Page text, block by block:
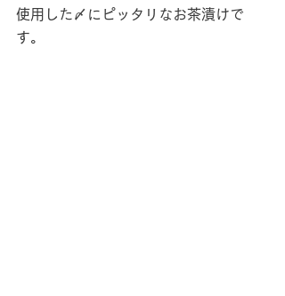
使用した〆にピッタリなお茶漬けで
す。